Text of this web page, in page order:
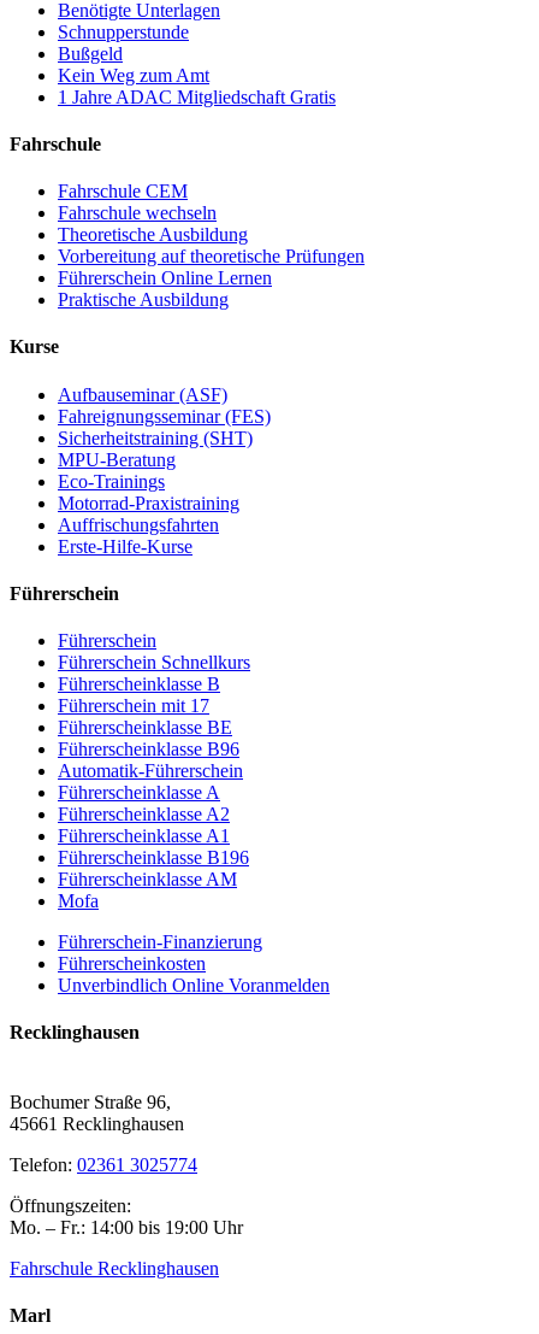
Benötigte Unterlagen
Schnupperstunde
Bußgeld
Kein Weg zum Amt
1 Jahre ADAC Mitgliedschaft Gratis
Fahrschule
Fahrschule CEM
Fahrschule wechseln
Theoretische Ausbildung
Vorbereitung auf theoretische Prüfungen
Führerschein Online Lernen
Praktische Ausbildung
Kurse
Aufbauseminar (ASF)
Fahreignungsseminar (FES)
Sicherheitstraining (SHT)
MPU-Beratung
Eco-Trainings
Motorrad-Praxistraining
Auffrischungsfahrten
Erste-Hilfe-Kurse
Führerschein
Führerschein
Führerschein Schnellkurs
Führerscheinklasse B
Führerschein mit 17
Führerscheinklasse BE
Führerscheinklasse B96
Automatik-Führerschein
Führerscheinklasse A
Führerscheinklasse A2
Führerscheinklasse A1
Führerscheinklasse B196
Führerscheinklasse AM
Mofa
Führerschein-Finanzierung
Führerscheinkosten
Unverbindlich Online Voranmelden
Recklinghausen
Bochumer Straße 96,
45661 Recklinghausen
Telefon: 02361 3025774
Öffnungszeiten:
Mo. – Fr.: 14:00 bis 19:00 Uhr
Fahrschule Recklinghausen
Marl